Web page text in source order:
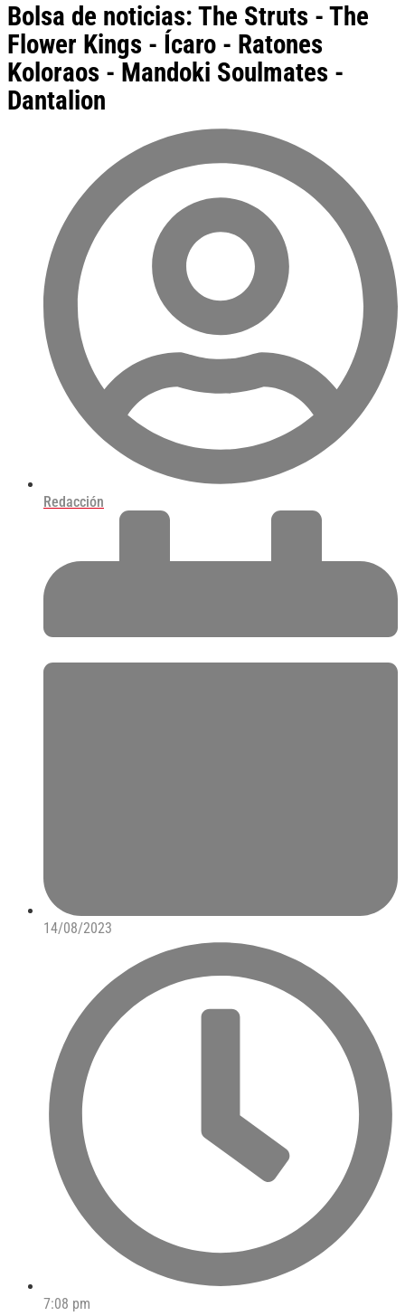
Bolsa de noticias: The Struts - The
Flower Kings - Ícaro - Ratones
Koloraos - Mandoki Soulmates -
Dantalion
Redacción
14/08/2023
7:08 pm